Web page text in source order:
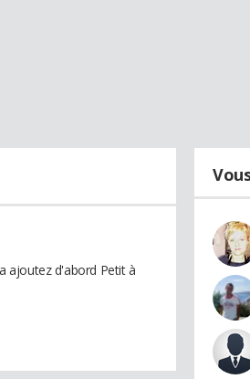
ajoutez d'abord Petit à